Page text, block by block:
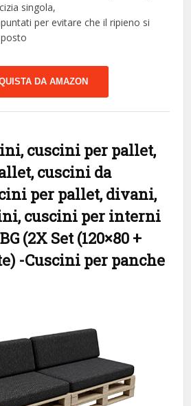
singola,
per evitare che il ripieno si
DA AMAZON
cuscini per pallet,
cuscini da
per pallet, divani,
cuscini per interni
(2X Set (120×80 +
-Cuscini per panche